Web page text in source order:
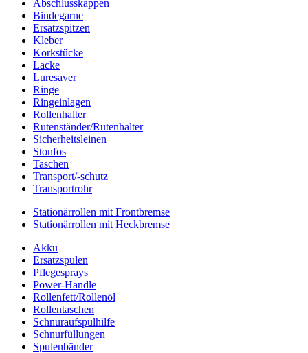
Abschlusskappen
Bindegarne
Ersatzspitzen
Kleber
Korkstücke
Lacke
Luresaver
Ringe
Ringeinlagen
Rollenhalter
Rutenständer/Rutenhalter
Sicherheitsleinen
Stonfos
Taschen
Transport/-schutz
Transportrohr
Stationärrollen mit Frontbremse
Stationärrollen mit Heckbremse
Akku
Ersatzspulen
Pflegesprays
Power-Handle
Rollenfett/Rollenöl
Rollentaschen
Schnuraufspulhilfe
Schnurfüllungen
Spulenbänder